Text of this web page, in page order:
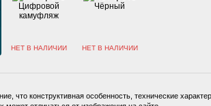
Цифровой
камуфляж
НЕТ В НАЛИЧИИ
Чёрный
НЕТ В НАЛИЧИИ
что конструктивная особенность, технические